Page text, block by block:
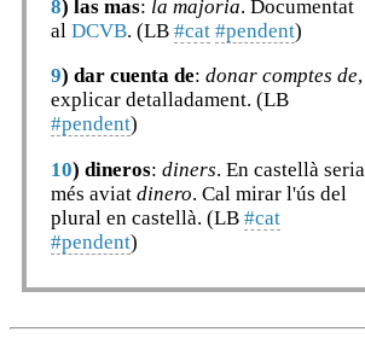
8) las mas: la majoria. Documentat
al DCVB. (LB #cat #pendent)
9) dar cuenta de: donar comptes de,
explicar detalladament. (LB
#pendent)
10) dineros: diners. En castellà seria
més aviat dinero. Cal mirar l'ús del
plural en castellà. (LB #cat
#pendent)